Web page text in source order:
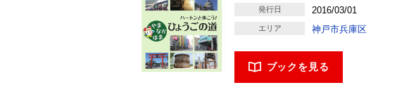
発行日 2016/03/01
エリア 神戸市兵庫区
ブックを見る